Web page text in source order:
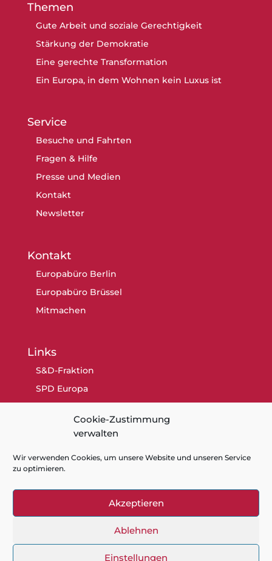
Cookie-Zustimmung
verwalten
Wir verwenden Cookies, um unsere Website und unseren Service
zu optimieren.
Akzeptieren
Ablehnen
Einstellungen
Themen
Gute Arbeit und soziale Gerechtigkeit
Stärkung der Demokratie
Eine gerechte Transformation
Ein Europa, in dem Wohnen kein Luxus ist
Service
Besuche und Fahrten
Fragen & Hilfe
Presse und Medien
Kontakt
Newsletter
Kontakt
Europabüro Berlin
Europabüro Brüssel
Mitmachen
Links
S&D-Fraktion
SPD Europa
Datenschutz
Cookie-Richtlinie (EU)